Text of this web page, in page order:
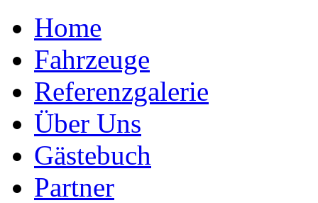
Home
Fahrzeuge
Referenzgalerie
Über Uns
Gästebuch
Partner